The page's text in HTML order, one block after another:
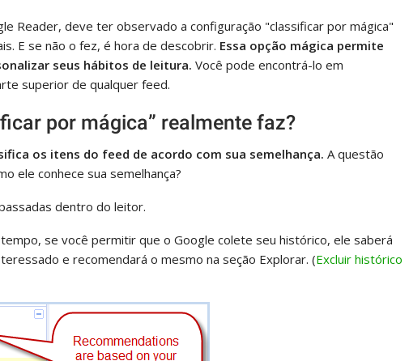
Reader, deve ter observado a configuração "classificar por mágica"
E se não o fez, é hora de descobrir. Essa opção mágica permite
seus hábitos de leitura. Você pode encontrá-lo em
superior de qualquer feed.
por mágica” realmente faz?
os itens do feed de acordo com sua semelhança. A questão
ele conhece sua semelhança?
dentro do leitor.
se você permitir que o Google colete seu histórico, ele saberá
e recomendará o mesmo na seção Explorar. (Excluir histórico